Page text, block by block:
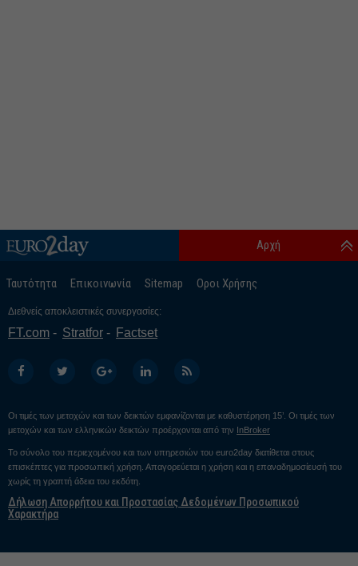
Ταυτότητα Επικοινωνία Sitemap Οροι Χρήσης
Αρχή
Διεθνείς αποκλειστικές συνεργασίες:
FT.com Stratfor Factset
Οι τιμές των μετοχών και των δεικτών εμφανίζονται με καθυστέρηση 15’. Οι τιμές των
μετοχών και των ελληνικών δεικτών προέρχονται από την InBroker
Το σύνολο του περιεχομένου και των υπηρεσιών του euro2day διατίθεται στους
επισκέπτες για προσωπική χρήση. Απαγορεύεται η χρήση και η επαναδημοσίευσή του
χωρίς τη γραπτή άδεια του εκδότη.
Δήλωση Απορρήτου και Προστασίας Δεδομένων Προσωπικού
Χαρακτήρα